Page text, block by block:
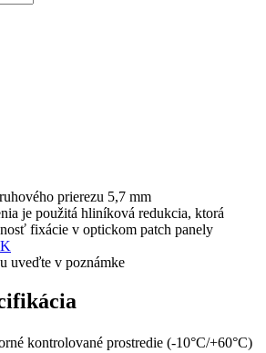
prierezu 5,7 mm
je použitá hliníková redukcia, ktorá
fixácie v optickom patch panely
uveďte v poznámke
kontrolované prostredie (-10°C/+60°C)